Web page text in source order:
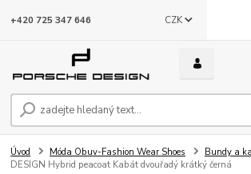
CZK
+420 725 347 646
Úvod Móda Obuv-Fashion Wear Shoes Bundy a
DESIGN Hybrid peacoat Kabát dvouřadý krátký černá